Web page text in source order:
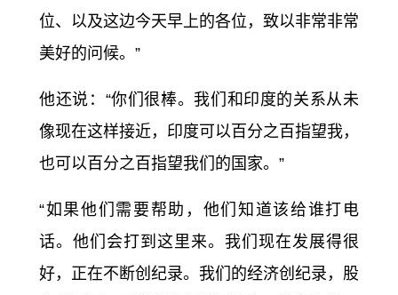
位、以及这边今天早上的各位，致以非常非常
美好的问候。”
他还说：“你们很棒。我们和印度的关系从未
像现在这样接近，印度可以百分之百指望我，
也可以百分之百指望我们的国家。”
“如果他们需要帮助，他们知道该给谁打电
话。他们会打到这里来。我们现在发展得很
好，正在不断创纪录。我们的经济创纪录，股